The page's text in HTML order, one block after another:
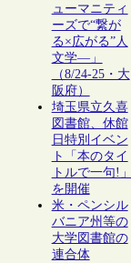
ューマニティ
ーズで“繋が
る×広がる”人
文学―」
（8/24-25・大
阪府）
埼玉県立久喜
図書館、休館
日特別イベン
ト「本のタイ
トルで一句!」
を開催
米・ペンシル
バニア州等の
大学図書館の
連合体